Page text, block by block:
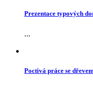
Prezentace typových
...
Poctivá práce se